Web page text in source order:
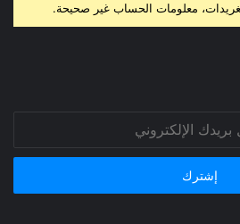
معلومات الحساب غير صحيحة.